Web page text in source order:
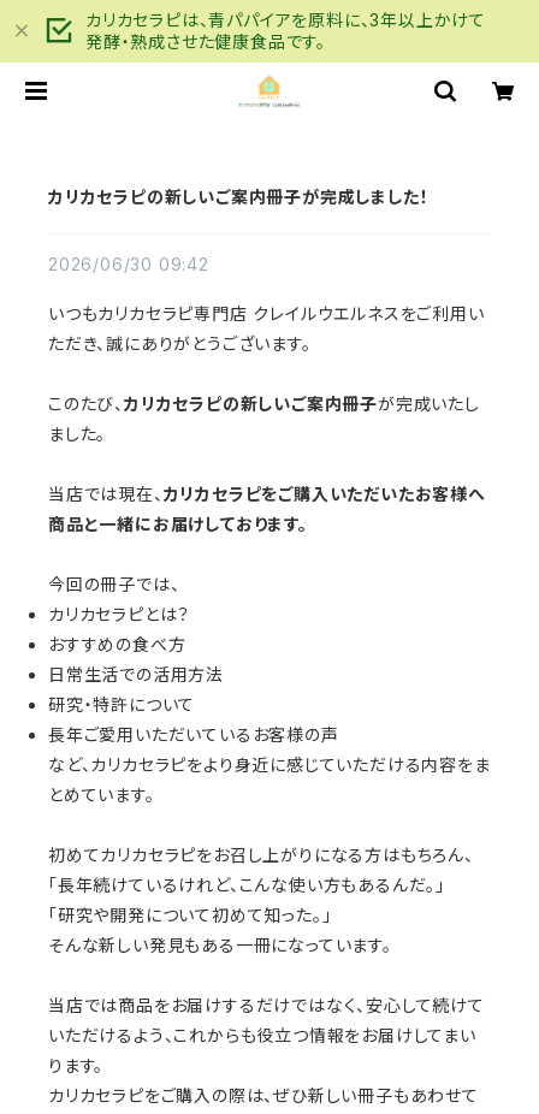
カリカセラピは、青パパイアを原料に、3年以上かけて
発酵・熟成させた健康食品です。
カリカセラピの新しいご案内冊子が完成しました！
2026/06/30 09:42
いつもカリカセラピ専門店 クレイルウエルネスをご利用い
ただき、誠にありがとうございます。
このたび、 カリカセラピの新しいご案内冊子が完成いたし
ました。
当店では現在、 カリカセラピをご購入いただいたお客様へ
商品と一緒にお届けしております。
今回の冊子では、
カリカセラピとは？
おすすめの食べ方
日常生活での活用方法
研究・特許について
長年ご愛用いただいているお客様の声
など、カリカセラピをより身近に感じていただける内容をま
とめています。
初めてカリカセラピをお召し上がりになる方はもちろん、
「長年続けているけれど、こんな使い方もあるんだ。」
「研究や開発について初めて知った。」
そんな新しい発見もある一冊になっています。
当店では商品をお届けするだけではなく、安心して続けて
いただけるよう、これからも役立つ情報をお届けしてまい
ります。
カリカセラピをご購入の際は、ぜひ新しい冊子もあわせて